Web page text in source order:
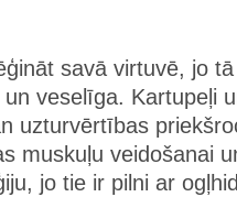
savā virtuvē, jo
veselīga. Kartupeļi
uzturvērtības
muskuļu veidošanai
jo tie ir pilni ar